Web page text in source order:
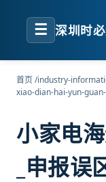
☰ 深圳时
首页/industry-
xiao-dian-hai-yun-
小家电
_申报